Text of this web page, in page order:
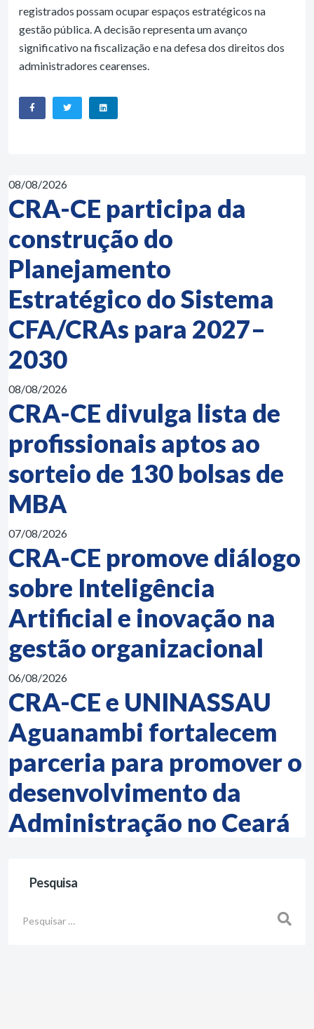
registrados possam ocupar espaços estratégicos na
gestão pública. A decisão representa um avanço
significativo na fiscalização e na defesa dos direitos dos
administradores cearenses.
08/08/2026
CRA-CE participa da
construção do
Planejamento
Estratégico do Sistema
CFA/CRAs para 2027–
2030
08/08/2026
CRA-CE divulga lista de
profissionais aptos ao
sorteio de 130 bolsas de
MBA
07/08/2026
CRA-CE promove diálogo
sobre Inteligência
Artificial e inovação na
gestão organizacional
06/08/2026
CRA-CE e UNINASSAU
Aguanambi fortalecem
parceria para promover o
desenvolvimento da
Administração no Ceará
Pesquisa